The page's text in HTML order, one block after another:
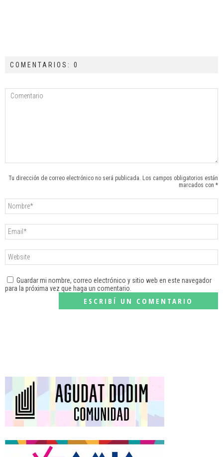
COMENTARIOS: 0
Tu dirección de correo electrónico no será publicada. Los campos obligatorios están
marcados con *
Guardar mi nombre, correo electrónico y sitio web en este navegador
para la próxima vez que haga un comentario.